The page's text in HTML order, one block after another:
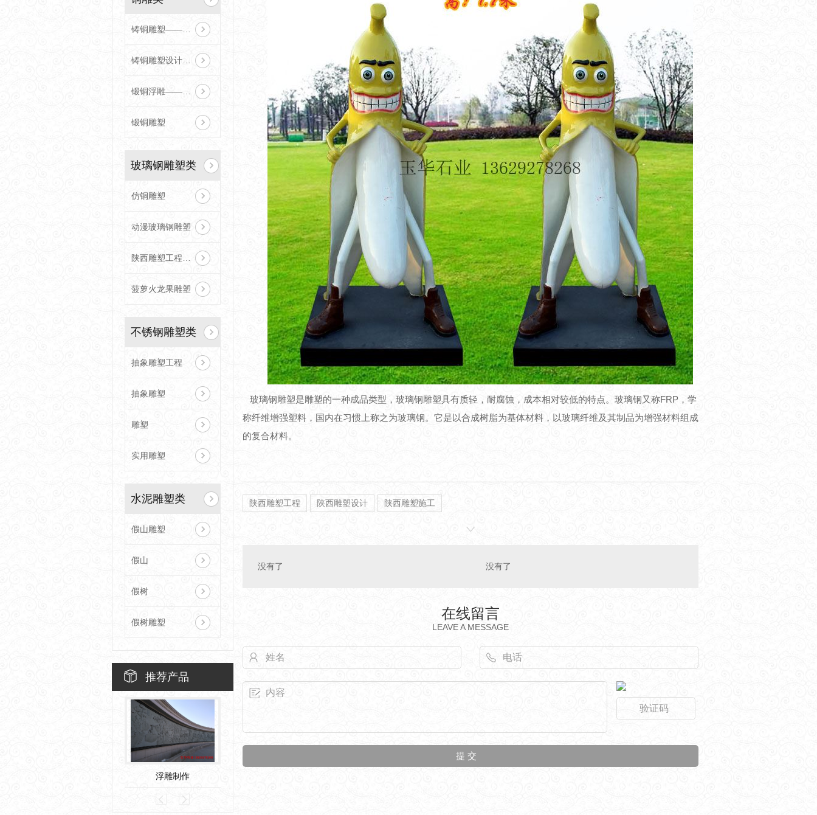
铸铜雕塑——陕西雕塑工程
铸铜雕塑设计制作安装
锻铜浮雕——陕雕塑工程
锻铜雕塑
玻璃钢雕塑类
仿铜雕塑
动漫玻璃钢雕塑
陕西雕塑工程蔬菜水果
菠萝火龙果雕塑
不锈钢雕塑类
抽象雕塑工程
抽象雕塑
雕塑
实用雕塑
水泥雕塑类
假山雕塑
假山
假树
假树雕塑
推荐产品
浮雕制作
玻璃钢雕塑是雕塑的一种成品类型，玻璃钢雕塑具有质轻，耐腐蚀，成本相对较低的特点。玻璃钢又称FRP，学
称纤维增强塑料，国内在习惯上称之为玻璃钢。它是以合成树脂为基体材料，以玻璃纤维及其制品为增强材料组成
的复合材料。
陕西雕塑工程 陕西雕塑设计 陕西雕塑施工
没有了 没有了
在线留言
LEAVE A MESSAGE